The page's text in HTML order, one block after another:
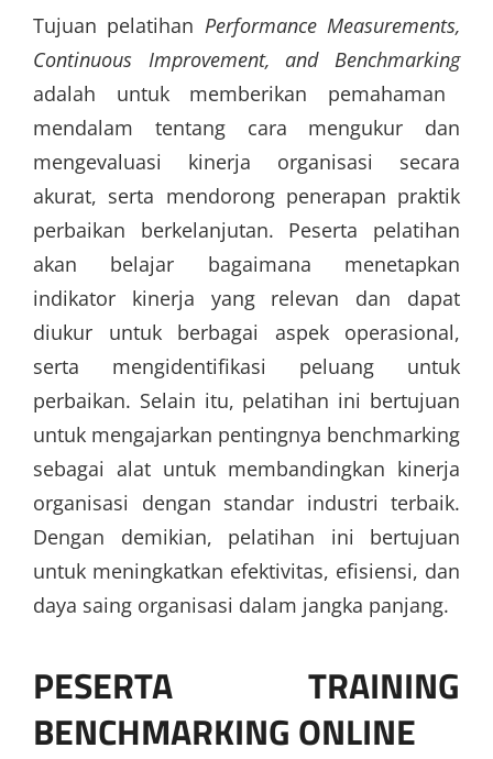
Tujuan pelatihan Performance Measurements,
Continuous Improvement, and Benchmarking
adalah untuk memberikan pemahaman
mendalam tentang cara mengukur dan
mengevaluasi kinerja organisasi secara
akurat, serta mendorong penerapan praktik
perbaikan berkelanjutan. Peserta pelatihan
akan belajar bagaimana menetapkan
indikator kinerja yang relevan dan dapat
diukur untuk berbagai aspek operasional,
serta mengidentifikasi peluang untuk
perbaikan. Selain itu, pelatihan ini bertujuan
untuk mengajarkan pentingnya benchmarking
sebagai alat untuk membandingkan kinerja
organisasi dengan standar industri terbaik.
Dengan demikian, pelatihan ini bertujuan
untuk meningkatkan efektivitas, efisiensi, dan
daya saing organisasi dalam jangka panjang.
PESERTA TRAINING
BENCHMARKING ONLINE